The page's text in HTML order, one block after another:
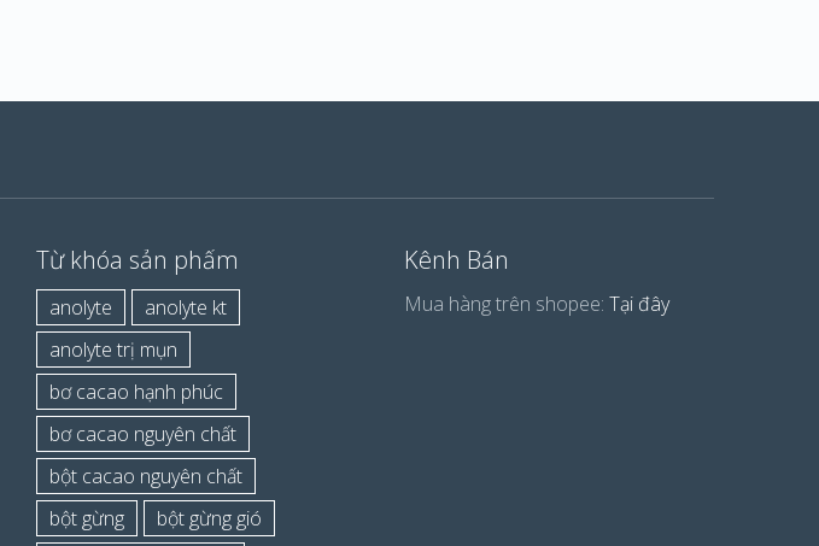
Từ khóa sản phẩm
anolyte
anolyte kt
anolyte trị mụn
bơ cacao hạnh phúc
bơ cacao nguyên chất
bột cacao nguyên chất
bột gừng
bột gừng gió
Kênh Bán
Mua hàng trên shopee: Tại đây